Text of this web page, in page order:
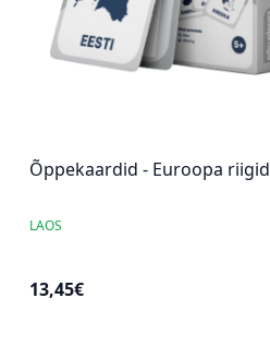
Õppekaardid - Euroopa riigid
LAOS
13,45€